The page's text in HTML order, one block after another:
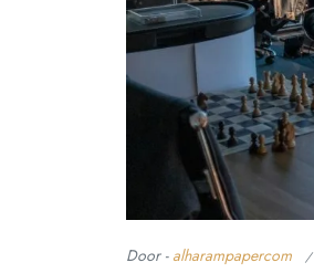
Door - alharampapercom